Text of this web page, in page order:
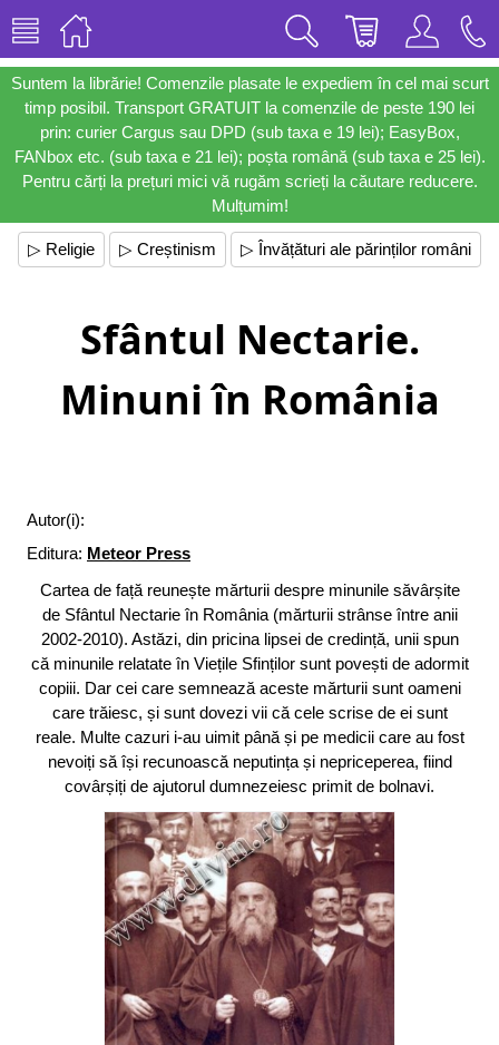
Suntem la librărie! Comenzile plasate le expediem în cel mai scurt
timp posibil. Transport GRATUIT la comenzile de peste 190 lei
prin: curier Cargus sau DPD (sub taxa e 19 lei); EasyBox,
FANbox etc. (sub taxa e 21 lei); poșta română (sub taxa e 25 lei).
Pentru cărți la prețuri mici vă rugăm scrieți la căutare reducere.
Mulțumim!
▷ Religie ▷ Creștinism ▷ Învățături ale părinților români
Sfântul Nectarie.
Minuni în România
Autor(i):
Editura: Meteor Press
Cartea de față reunește mărturii despre minunile săvârșite
de Sfântul Nectarie în România (mărturii strânse între anii
2002-2010). Astăzi, din pricina lipsei de credință, unii spun
că minunile relatate în Viețile Sfinților sunt povești de adormit
copiii. Dar cei care semnează aceste mărturii sunt oameni
care trăiesc, și sunt dovezi vii că cele scrise de ei sunt
reale. Multe cazuri i-au uimit până și pe medicii care au fost
nevoiți să își recunoască neputința și nepriceperea, fiind
covârșiți de ajutorul dumnezeiesc primit de bolnavi.